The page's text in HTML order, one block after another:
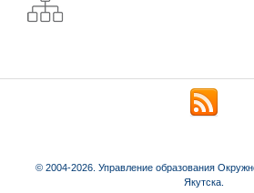
© 2004-2026. Управление образования
Якутска.